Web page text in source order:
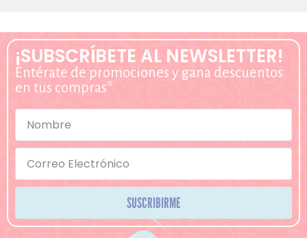
¡SUBSCRÍBETE AL NEWSLETTER!
Entérate de promociones y gana descuentos
en tus compras*
SUSCRIBIRME